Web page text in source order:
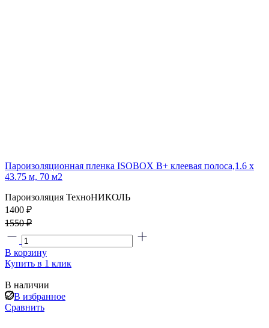
Пароизоляционная пленка ISOBOX В+ клеевая полоса,1.6 x
43.75 м, 70 м2
Пароизоляция ТехноНИКОЛЬ
1400 ₽
1550 ₽
В корзину
Купить в 1 клик
В наличии
В избранное
Сравнить